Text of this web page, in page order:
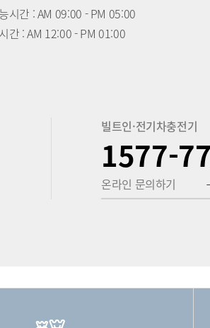
시간 : AM 09:00 - PM 05:00
간 : AM 12:00 - PM 01:00
빌트인·전기차충전기
1577-
온라인 문의하기